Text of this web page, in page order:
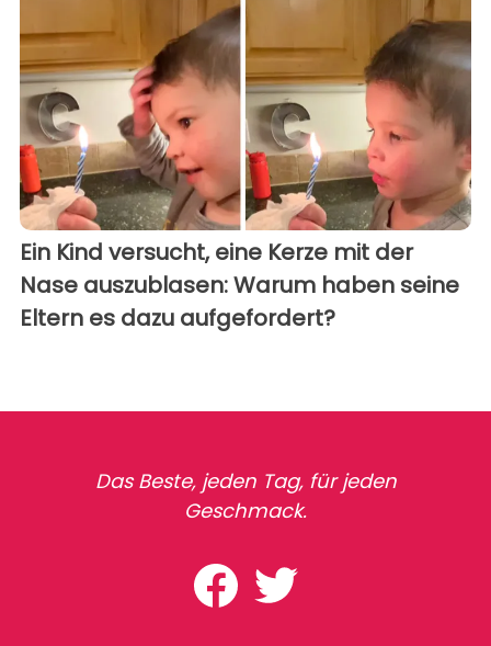
Ein Kind versucht, eine Kerze mit der
Nase auszublasen: Warum haben seine
Eltern es dazu aufgefordert?
Das Beste, jeden Tag, für jeden
Geschmack.